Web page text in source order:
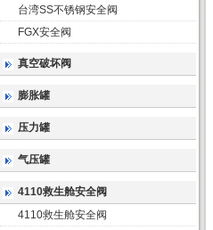
台湾SS不锈钢安全阀
FGX安全阀
真空破坏阀
膨胀罐
压力罐
气压罐
4110救生舱安全阀
4110救生舱安全阀